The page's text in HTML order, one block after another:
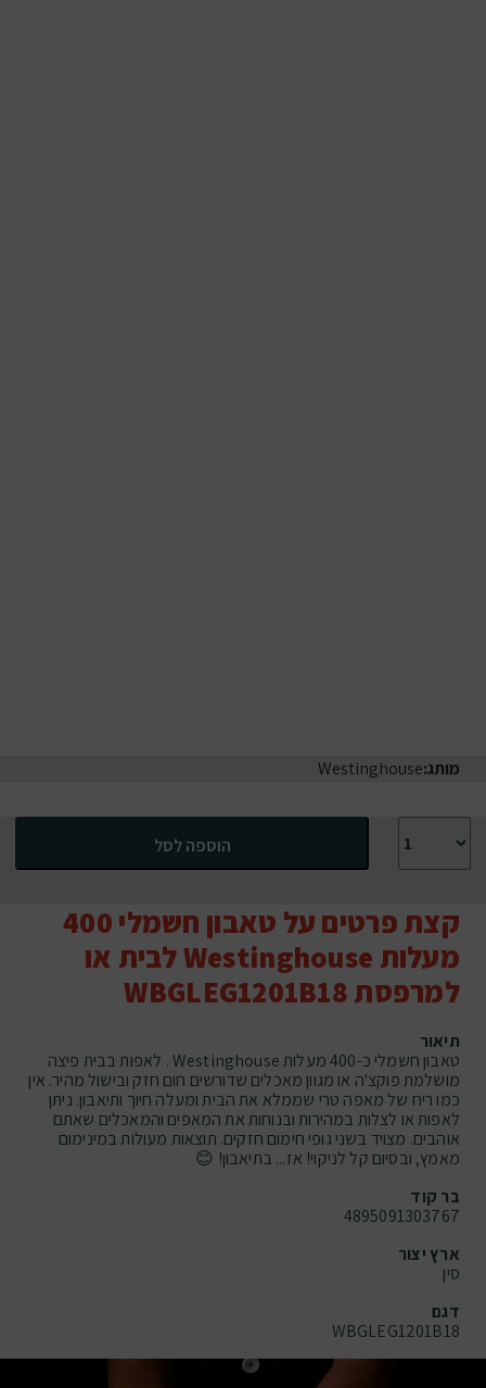
מותג:Westinghouse
הוספה לסל
קצת פרטים על טאבון חשמלי 400
מעלות Westinghouse לבית או
למרפסת WBGLEG1201B18
תיאור
טאבון חשמלי כ-400 מעלות Westinghouse . לאפות בבית פיצה
מושלמת פוקצ'ה או מגוון מאכלים שדורשים חום חזק ובישול מהיר. אין
כמו ריח של מאפה טרי שממלא את הבית ומעלה חיוך ותיאבון. ניתן
לאפות או לצלות במהירות ובנוחות את המאפים והמאכלים שאתם
אוהבים. מצויד בשני גופי חימום חזקים. תוצאות מעולות במינימום
מאמץ, ובסיום קל לניקוי! אז... בתיאבון! 😊
בר קוד
4895091303767
ארץ יצור
סין
דגם
WBGLEG1201B18